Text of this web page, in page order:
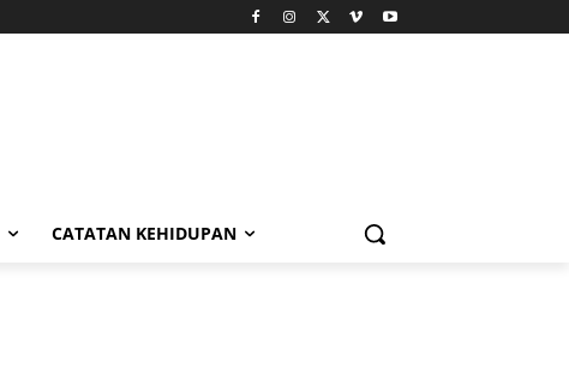
CATATAN KEHIDUPAN